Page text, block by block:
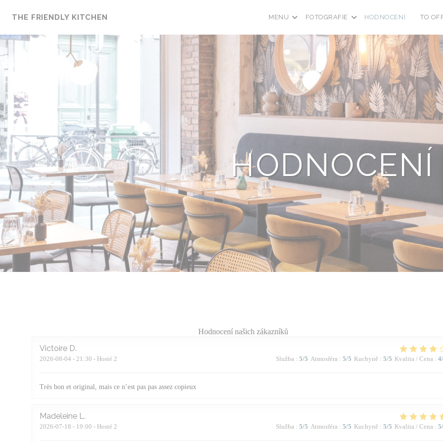
THE FRIENDLY KITCHEN MENU FOTOGRAFIE HODNOCENÍ TO
HODNOCENÍ
Hodnocení našich zákazníků
Victoire D
2026-08-04 - 21:30 - Hosté 2 Služba : 5/5 Atmosféra : 5/5 Kuchyně : 5/5 Kvalita / Cena : 4
Très bon et original, mais ce n’est pas pas assez copieux
Madeleine L
2026-07-18 - 19:00 - Hosté 2 Služba : 5/5 Atmosféra : 5/5 Kuchyně : 5/5 Kvalita / Cena : 5